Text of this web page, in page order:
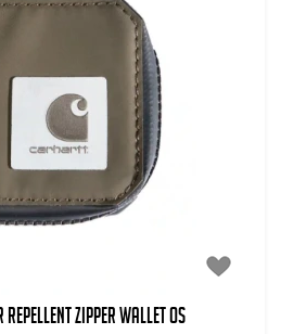
Repellent Zipper Wallet OS